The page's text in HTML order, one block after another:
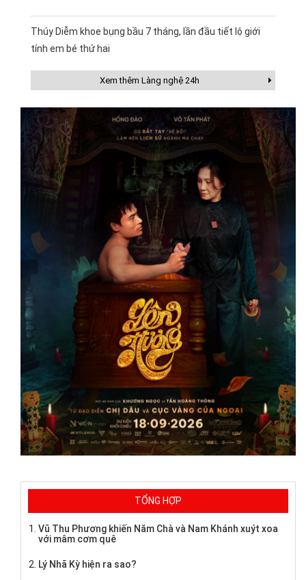
Thúy Diễm khoe bụng bầu 7 tháng, lần đầu tiết lộ giới
tính em bé thứ hai
Xem thêm Làng nghệ 24h
TỔNG HỢP
Vũ Thu Phương khiến Năm Chà và Nam Khánh xuýt xoa
với mâm cơm quê
Lý Nhã Kỳ hiện ra sao?